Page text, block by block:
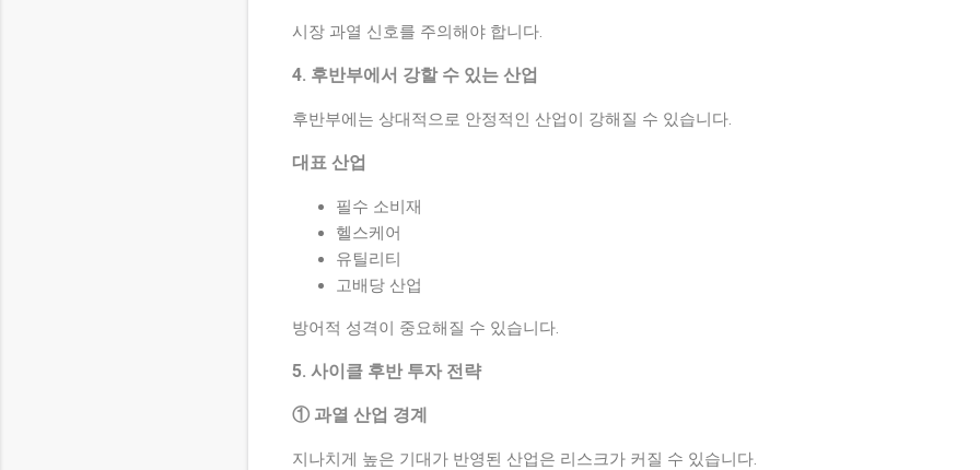
시장 과열 신호를 주의해야 합니다.
4. 후반부에서 강할 수 있는 산업
후반부에는 상대적으로 안정적인 산업이 강해질 수 있습니다.
대표 산업
필수 소비재
헬스케어
유틸리티
고배당 산업
방어적 성격이 중요해질 수 있습니다.
5. 사이클 후반 투자 전략
① 과열 산업 경계
지나치게 높은 기대가 반영된 산업은 리스크가 커질 수 있습니다.